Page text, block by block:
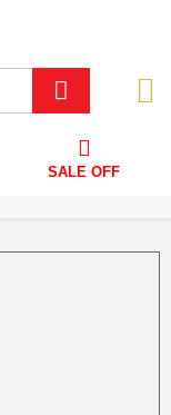
SALE OFF